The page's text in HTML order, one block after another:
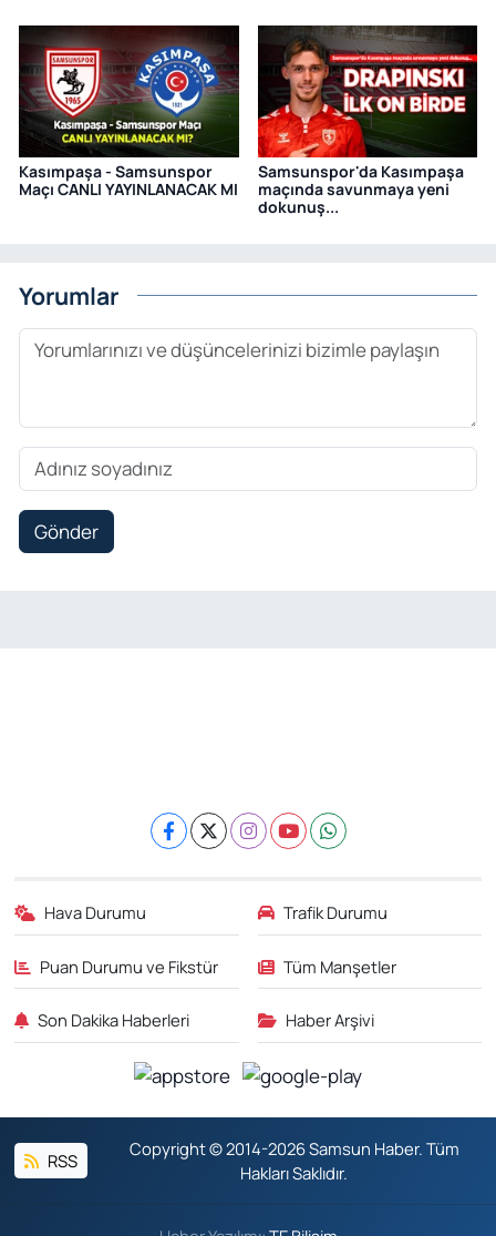
Kasımpaşa - Samsunspor
Maçı CANLI YAYINLANACAK MI
Samsunspor'da Kasımpaşa
maçında savunmaya yeni
dokunuş...
Yorumlar
Gönder
Hava Durumu Trafik Durumu
Puan Durumu ve Fikstür Tüm Manşetler
Son Dakika Haberleri Haber Arşivi
RSS
Copyright © 2014-2026 Samsun Haber. Tüm
Hakları Saklıdır.